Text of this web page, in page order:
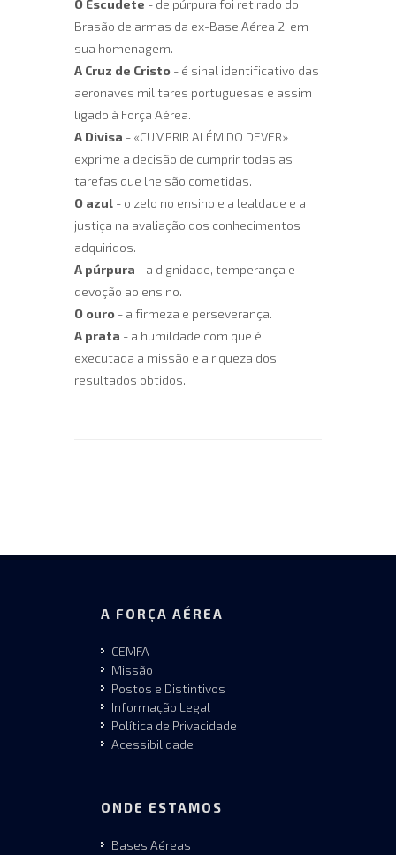
O Escudete - de púrpura foi retirado do
Brasão de armas da ex-Base Aérea 2, em
sua homenagem.
A Cruz de Cristo - é sinal identificativo das
aeronaves militares portuguesas e assim
ligado à Força Aérea.
A Divisa - «CUMPRIR ALÉM DO DEVER»
exprime a decisão de cumprir todas as
tarefas que lhe são cometidas.
O azul - o zelo no ensino e a lealdade e a
justiça na avaliação dos conhecimentos
adquiridos.
A púrpura - a dignidade, temperança e
devoção ao ensino.
O ouro - a firmeza e perseverança.
A prata - a humildade com que é
executada a missão e a riqueza dos
resultados obtidos.
A FORÇA AÉREA
CEMFA
Missão
Postos e Distintivos
Informação Legal
Política de Privacidade
Acessibilidade
ONDE ESTAMOS
Bases Aéreas